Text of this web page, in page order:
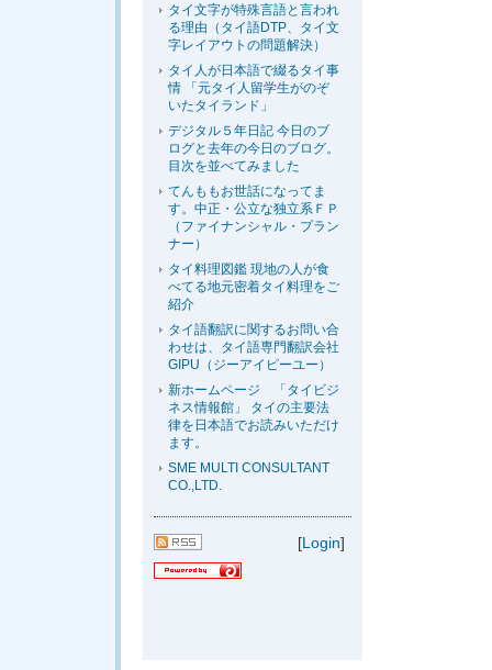
タイ文字が特殊言語と言われ
る理由（タイ語DTP、タイ文
字レイアウトの問題解決）
タイ人が日本語で綴るタイ事
情 「元タイ人留学生がのぞ
いたタイランド」
デジタル５年日記 今日のブ
ログと去年の今日のブログ。
目次を並べてみました
てんももお世話になってま
す。中正・公立な独立系ＦＰ
（ファイナンシャル・プラン
ナー）
タイ料理図鑑 現地の人が食
べてる地元密着タイ料理をご
紹介
タイ語翻訳に関するお問い合
わせは、タイ語専門翻訳会社
GIPU（ジーアイピーユー）
新ホームページ 「タイビジ
ネス情報館」 タイの主要法
律を日本語でお読みいただけ
ます。
SME MULTI CONSULTANT
CO.,LTD.
[Login]